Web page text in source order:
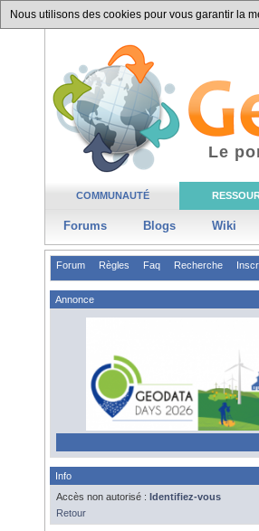
Nous utilisons des cookies pour vous garantir la
COMMUNAUTÉ
Forums Blogs Wiki
Le
Forum Règles Faq Recherche
Annonce
Info
Accès non autorisé : Identifiez-vous
Retour